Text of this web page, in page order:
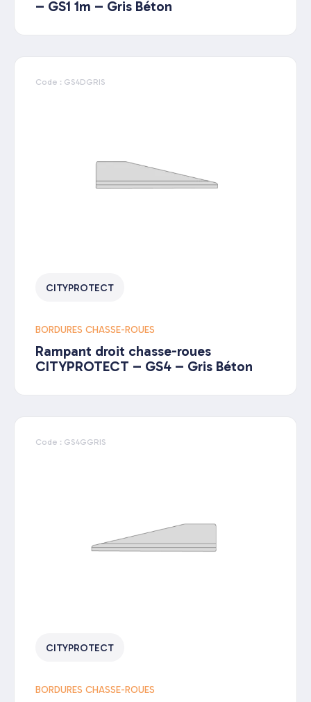
– GS1 1m – Gris Béton
Code : GS4DGRIS
CITYPROTECT
BORDURES CHASSE-ROUES
Rampant droit chasse-roues
CITYPROTECT – GS4 – Gris Béton
Code : GS4GGRIS
CITYPROTECT
BORDURES CHASSE-ROUES